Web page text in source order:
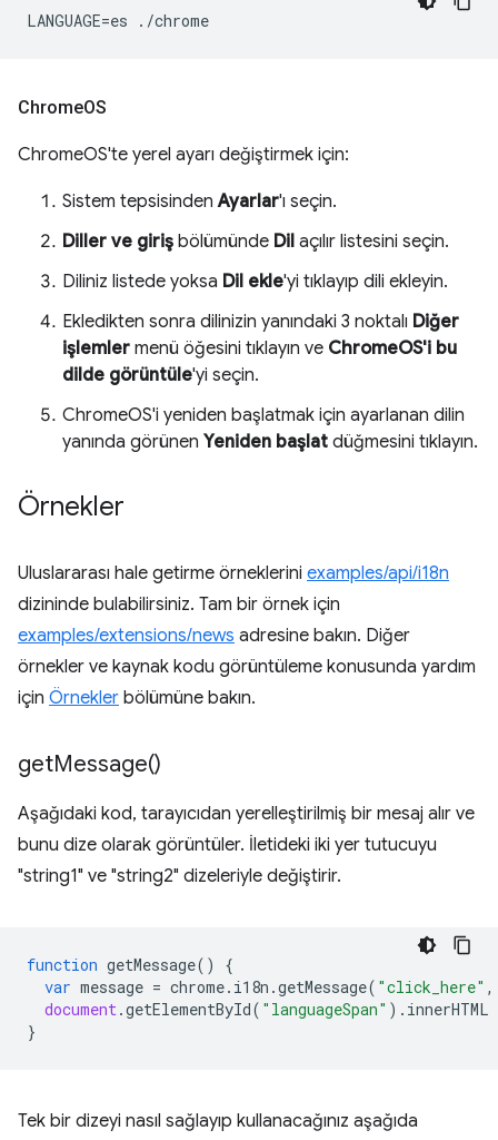
ChromeOS
ChromeOS'te yerel ayarı değiştirmek için:
Sistem tepsisindenAyarlar'ı seçin.
Diller ve giriş bölümünde Dil açılır listesini seçin.
Diliniz listede yoksa Dil ekle'yi tıklayıp dili ekleyin.
Ekledikten sonra dilinizin yanındaki 3 noktalı Diğer
işlemler menü öğesini tıklayın ve ChromeOS'i bu
dilde görüntüle'yi seçin.
ChromeOS'i yeniden başlatmak için ayarlanan dilin
yanında görünen Yeniden başlat düğmesini tıklayın.
Örnekler
Uluslararası hale getirme örneklerini examples/api/i18n
dizininde bulabilirsiniz. Tam bir örnek için
examples/extensions/news adresine bakın. Diğer
örnekler ve kaynak kodu görüntüleme konusunda yardım
için Örnekler bölümüne bakın.
getMessage()
Aşağıdaki kod, tarayıcıdan yerelleştirilmiş bir mesaj alır ve
bunu dize olarak görüntüler. İletideki iki yer tutucuyu
"string1" ve "string2" dizeleriyle değiştirir.
function getMessage()
{
var message = chrome. i18n .getMessage( "click_here" ,
document.getElementById( "languageSpan" ). innerHTML
}
Tek bir dizeyi nasıl sağlayıp kullanacağınız aşağıda